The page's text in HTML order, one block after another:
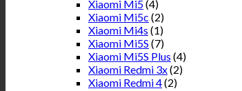
Xiaomi Mi5(4)
Xiaomi Mi5c (2)
Xiaomi Mi4s (1)
Xiaomi Mi5S (7)
Xiaomi Mi5S Plus (4)
Xiaomi Redmi 3x(2)
Xiaomi Redmi 4(2)